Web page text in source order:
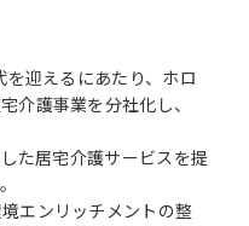
迎えるにあたり、ホロ
介護事業を分社化し、
た居宅介護サービスを提
エンリッチメントの整